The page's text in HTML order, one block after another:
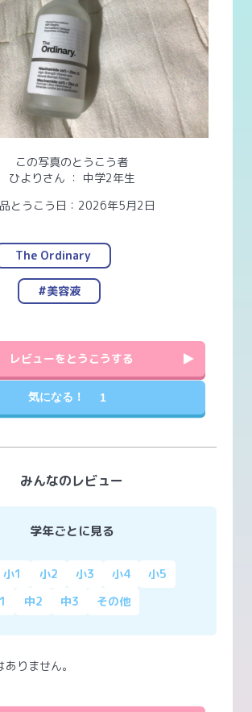
この写真のとうこう者
ひよりさん ： 中学2年生
とうこう日：2026年5月2日
The Ordinary
#美容液
レビューをとうこうする
気になる！ 1
みんなのレビュー
学年ごとに見る
小1 小2 小3 小4
小5
中2 中3 その他
りません。